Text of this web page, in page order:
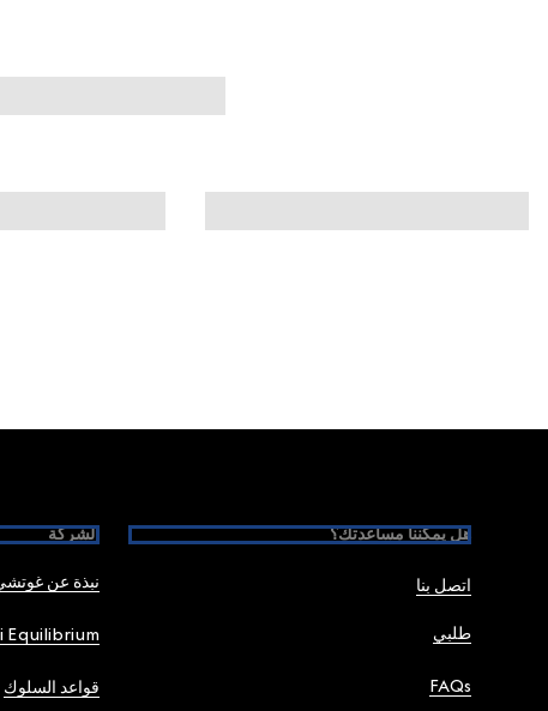
هل يمكننا مساعدتك؟
اتصل بنا
طلبي
FAQs
الشركة
نبذة عن
Equilibrium
قواعد السلوك